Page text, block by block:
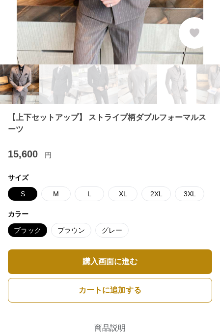
【上下セットアップ】 ストライプ柄ダブルフォーマルス
ーツ
15,600 円
サイズ
S M L XL 2XL 3XL
カラー
ブラック ブラウン グレー
購入画面に進む
カートに追加する
商品説明